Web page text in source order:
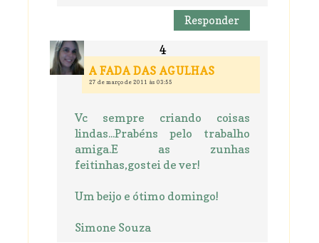
Responder
A FADA DAS AGULHAS
27 de março de 2011 às 03:55
Vc sempre criando coisas
lindas...Prabéns pelo trabalho
amiga.E as zunhas
feitinhas,gostei de ver!
Um beijo e ótimo domingo!
Simone Souza